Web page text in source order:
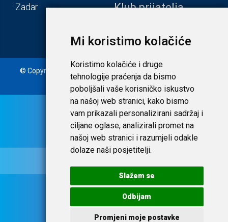
Mi koristimo kolačiće
Koristimo kolačiće i druge
tehnologije praćenja da bismo
poboljšali vaše korisničko iskustvo
na našoj web stranici, kako bismo
vam prikazali personalizirani sadržaj i
ciljane oglase, analizirali promet na
našoj web stranici i razumjeli odakle
dolaze naši posjetitelji.
Slažem se
Odbijam
Promjeni moje postavke
Zadar
Klub prijatelja
© Copyright 2020. Laudato d.o.o. | Tečaj konverzije: 1 EUR =
7,53450 HRK | Uvjeti i privatnost